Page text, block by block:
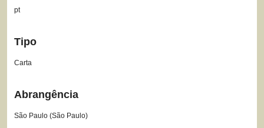
pt
Tipo
Carta
Abrangência
São Paulo (São Paulo)